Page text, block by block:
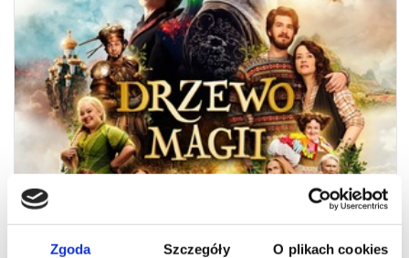
Zgoda Szczegóły O plikach cookies